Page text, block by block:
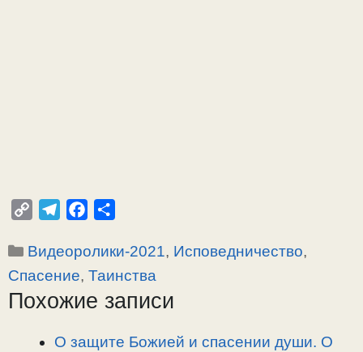
p
y
L
l
e
g
a
c
e
b
п
р
а
Рубрики
Видеоролики-2021, Исповедничество,
Спасение, Таинства
Похожие записи
О защите Божией и спасении души. О